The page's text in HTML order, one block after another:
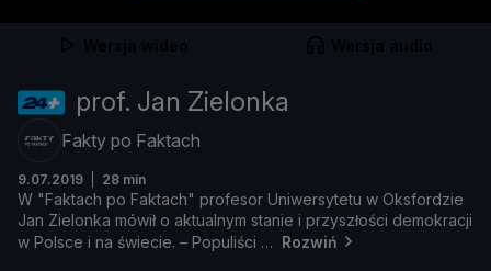
prof. Jan Zielonka
Fakty po Faktach
9.07.2019 28 min
W "Faktach po Faktach" profesor Uniwersytetu w Oksfordzie
Jan Zielonka mówił o aktualnym stanie i przyszłości demokracji
w Polsce i na świecie. – Populiści Rozwiń